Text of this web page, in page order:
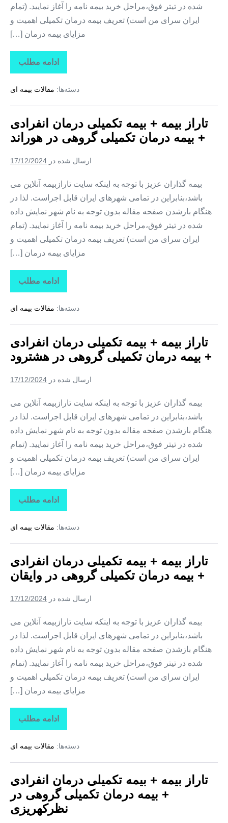
شده در تیتر فوق،مراحل خرید بیمه نامه را آغاز نمایید. (تمام
ایران سرای من است) تعریف بیمه درمان تکمیلی اهمیت و
مزایای بیمه درمان […]
ادامه مطلب
تاراز
بیمه
بیمه
درمان
+
بیمه
درمان
تکمیلی
در
دسته‌ها: مقالات بیمه ای
تاراز بیمه + بیمه تکمیلی درمان انفرادی
+ بیمه درمان تکمیلی گروهی در هوراند
ارسال شده در 17/12/2024
بیمه گذاران عزیز با توجه به اینکه سایت تارازبیمه آنلاین می
باشد،بنابراین در تمامی شهرهای ایران قابل اجراست. لذا در
هنگام بازشدن صفحه مقاله بدون توجه به نام شهر نمایش داده
شده در تیتر فوق،مراحل خرید بیمه نامه را آغاز نمایید. (تمام
ایران سرای من است) تعریف بیمه درمان تکمیلی اهمیت و
مزایای بیمه درمان […]
ادامه مطلب
تاراز
بیمه
بیمه
درمان
+
بیمه
درمان
تکمیلی
در
دسته‌ها: مقالات بیمه ای
تاراز بیمه + بیمه تکمیلی درمان انفرادی
+ بیمه درمان تکمیلی گروهی در هشترود
ارسال شده در 17/12/2024
بیمه گذاران عزیز با توجه به اینکه سایت تارازبیمه آنلاین می
باشد،بنابراین در تمامی شهرهای ایران قابل اجراست. لذا در
هنگام بازشدن صفحه مقاله بدون توجه به نام شهر نمایش داده
شده در تیتر فوق،مراحل خرید بیمه نامه را آغاز نمایید. (تمام
ایران سرای من است) تعریف بیمه درمان تکمیلی اهمیت و
مزایای بیمه درمان […]
ادامه مطلب
تاراز
بیمه
بیمه
درمان
+
بیمه
درمان
تکمیلی
در
دسته‌ها: مقالات بیمه ای
تاراز بیمه + بیمه تکمیلی درمان انفرادی
+ بیمه درمان تکمیلی گروهی در وایقان
ارسال شده در 17/12/2024
بیمه گذاران عزیز با توجه به اینکه سایت تارازبیمه آنلاین می
باشد،بنابراین در تمامی شهرهای ایران قابل اجراست. لذا در
هنگام بازشدن صفحه مقاله بدون توجه به نام شهر نمایش داده
شده در تیتر فوق،مراحل خرید بیمه نامه را آغاز نمایید. (تمام
ایران سرای من است) تعریف بیمه درمان تکمیلی اهمیت و
مزایای بیمه درمان […]
ادامه مطلب
تاراز
بیمه
بیمه
درمان
+
بیمه
درمان
تکمیلی
گروهی
دسته‌ها: مقالات بیمه ای
تاراز بیمه + بیمه تکمیلی درمان انفرادی
+ بیمه درمان تکمیلی گروهی در
نظرکهریزی